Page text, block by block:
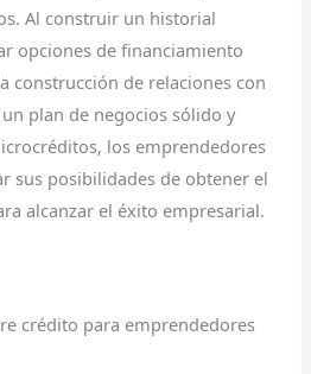
Al construir un historial
opciones de financiamiento
construcción de relaciones con
plan de negocios sólido y
los emprendedores
sus posibilidades de obtener el
alcanzar el éxito empresarial.
crédito para emprendedores